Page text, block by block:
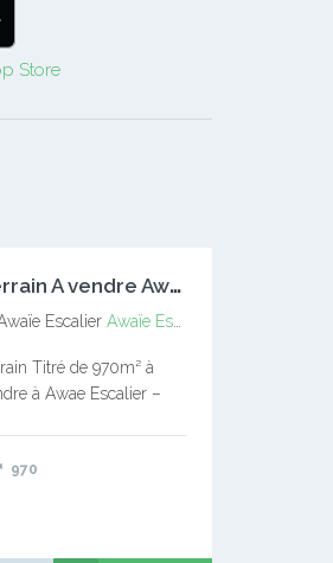
T
errain A vendre Awaïe Escalier
EscalierAwaïe Escalier
Titré de 970m² à
à Awae Escalier –
Catholique –
970